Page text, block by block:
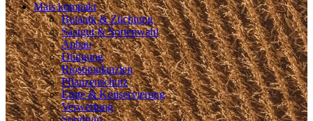
Mais kompakt
Botanik & Züchtung
Saatgut & Sortenwahl
Anbau
Düngung
Biostimulanzien
Pflanzenschutz
Ernte & Konservierung
Verwertung